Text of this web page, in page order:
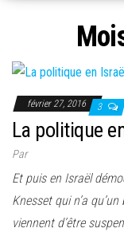
février 27, 2016 3
La politique
Par
Et puis en Israël
Knesset qui n’a
viennent d’être